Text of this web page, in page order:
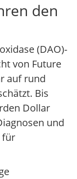
den
(DAO)-
von Future
auf rund
Bis
Dollar
und
für